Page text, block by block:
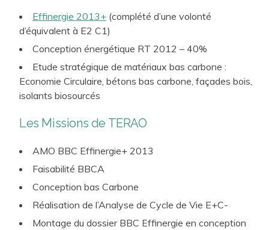
ressources et de l’environnement, santé et bien-être, …
Aujourd’hui, ces préoccupations sont catalysées par la
RE2020 pour les Projets neufs, et par le Décret tertiaire
pour les projets rénovés.
Effinergie 2013+ (complété d’une volonté
d’équivalent à E2 C1)
Conception énergétique RT 2012 – 40%
Etude stratégique de matériaux bas carbone :
Economie Circulaire, bétons bas carbone, façades bois,
isolants biosourcés
Les Missions de TERAO
AMO BBC Effinergie+ 2013
Faisabilité BBCA
Conception bas Carbone
Réalisation de l’Analyse de Cycle de Vie E+C-
Montage du dossier BBC Effinergie en conception